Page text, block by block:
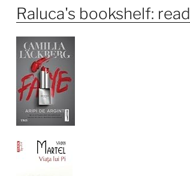
Raluca's bookshelf: read